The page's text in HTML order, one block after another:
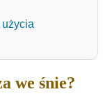
użycia
we śnie?